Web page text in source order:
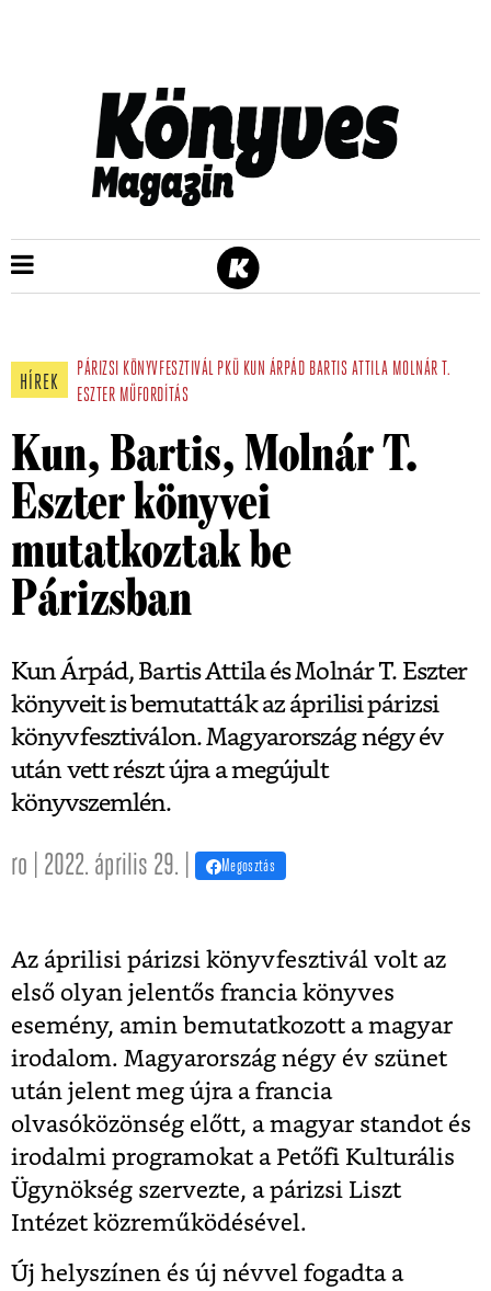
HÍREK
PÁRIZSI KÖNYVFESZTIVÁL PKÜ KUN ÁRPÁD BARTIS ATTILA MOLNÁR T.
ESZTER MŰFORDÍTÁS
Kun, Bartis, Molnár T.
Eszter könyvei
mutatkoztak be
Párizsban
Kun Árpád, Bartis Attila és Molnár T. Eszter
könyveit is bemutatták az áprilisi párizsi
könyvfesztiválon. Magyarország négy év
után vett részt újra a megújult
könyvszemlén.
ro | 2022. április 29. | Megosztás
Az áprilisi párizsi könyvfesztivál volt az
első olyan jelentős francia könyves
esemény, amin bemutatkozott a magyar
irodalom. Magyarország négy év szünet
után jelent meg újra a francia
olvasóközönség előtt, a magyar standot és
irodalmi programokat a Petőfi Kulturális
Ügynökség szervezte, a párizsi Liszt
Intézet közreműködésével.
Új helyszínen és új névvel fogadta a